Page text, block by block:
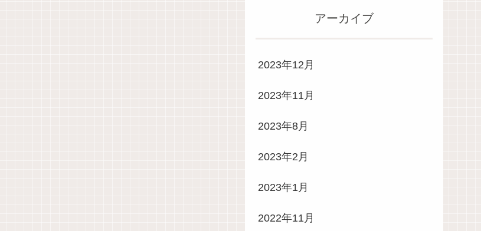
アーカイブ
2023年12月
2023年11月
2023年8月
2023年2月
2023年1月
2022年11月